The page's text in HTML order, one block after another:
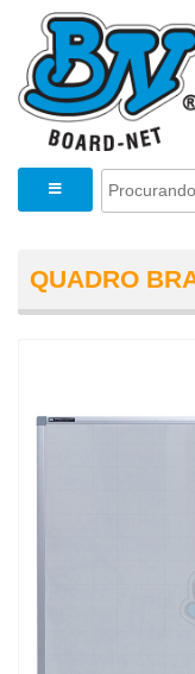
QUADRO